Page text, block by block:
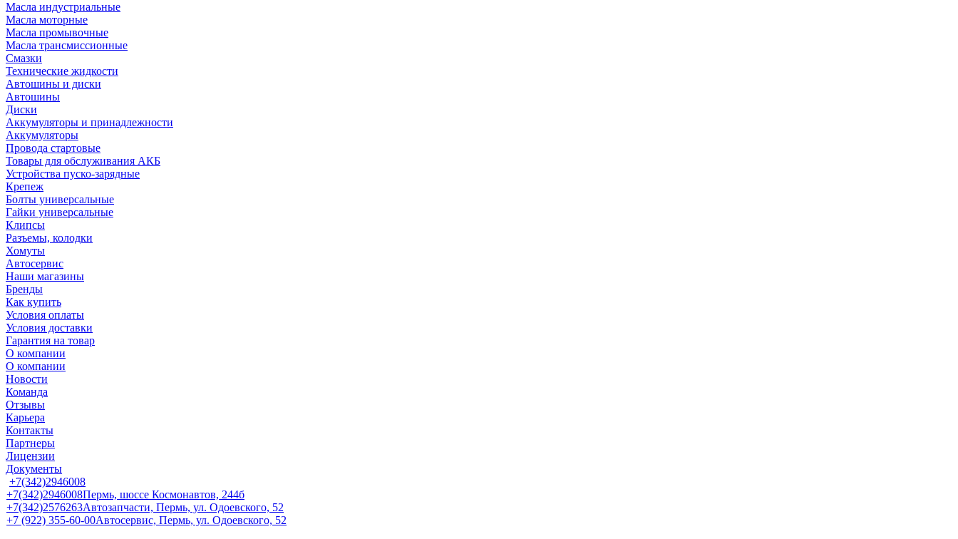
Масла индустриальные
Масла моторные
Масла промывочные
Масла трансмиссионные
Смазки
Технические жидкости
Автошины и диски
Автошины
Диски
Аккумуляторы и принадлежности
Аккумуляторы
Провода стартовые
Товары для обслуживания АКБ
Устройства пуско-зарядные
Крепеж
Болты универсальные
Гайки универсальные
Клипсы
Разъемы, колодки
Хомуты
Автосервис
Наши магазины
Бренды
Как купить
Условия оплаты
Условия доставки
Гарантия на товар
О компании
О компании
Новости
Команда
Отзывы
Карьера
Контакты
Партнеры
Лицензии
Документы
+7(342)2946008
+7(342)2946008Пермь, шоссе Космонавтов, 244б
+7(342)2576263Автозапчасти, Пермь, ул. Одоевского, 52
+7 (922) 355-60-00Автосервис, Пермь, ул. Одоевского, 52